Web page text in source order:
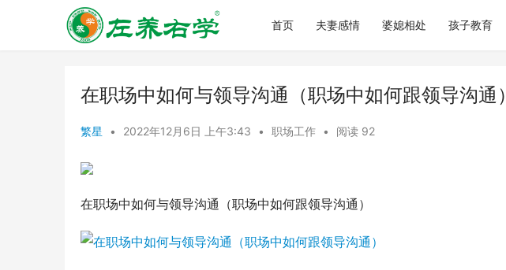
首页 夫妻感情 婆媳相处 孩子教育
在职场中如何与领导沟通（职场中如何跟领导沟通）
繁星 • 2022年12月6日 上午3:43 • 职场工作 • 阅读 92
在职场中如何与领导沟通（职场中如何跟领导沟通）